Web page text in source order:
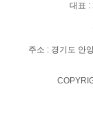
대표 :
주소 : 경기도 안